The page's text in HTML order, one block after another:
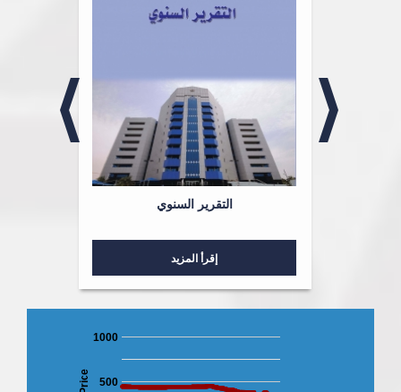
التقرير السنوي
إقرأ المزيد
500
1000
Price